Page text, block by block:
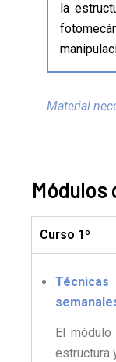
la
Material
Módulos
Curso 1º
El
estructura